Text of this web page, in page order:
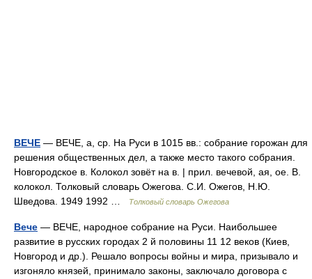
ВЕЧЕ — ВЕЧЕ, а, ср. На Руси в 1015 вв.: собрание горожан для
решения общественных дел, а также место такого собрания.
Новгородское в. Колокол зовёт на в. | прил. вечевой, ая, ое. В.
колокол. Толковый словарь Ожегова. С.И. Ожегов, Н.Ю.
Шведова. 1949 1992 …
Толковый словарь Ожегова
Вече — ВЕЧЕ, народное собрание на Руси. Наибольшее
развитие в русских городах 2 й половины 11 12 веков (Киев,
Новгород и др.). Решало вопросы войны и мира, призывало и
изгоняло князей, принимало законы, заключало договора с